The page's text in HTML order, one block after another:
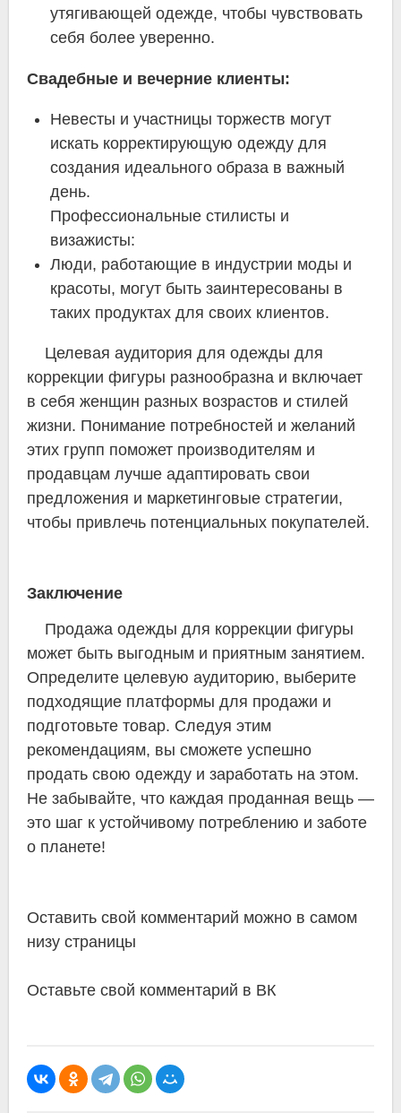
утягивающей одежде, чтобы чувствовать
себя более уверенно.
Свадебные и вечерние клиенты:
Невесты и участницы торжеств могут
искать корректирующую одежду для
создания идеального образа в важный
день.
Профессиональные стилисты и
визажисты:
Люди, работающие в индустрии моды и
красоты, могут быть заинтересованы в
таких продуктах для своих клиентов.
Целевая аудитория для одежды для
коррекции фигуры разнообразна и включает
в себя женщин разных возрастов и стилей
жизни. Понимание потребностей и желаний
этих групп поможет производителям и
продавцам лучше адаптировать свои
предложения и маркетинговые стратегии,
чтобы привлечь потенциальных покупателей.
Заключение
Продажа одежды для коррекции фигуры
может быть выгодным и приятным занятием.
Определите целевую аудиторию, выберите
подходящие платформы для продажи и
подготовьте товар. Следуя этим
рекомендациям, вы сможете успешно
продать свою одежду и заработать на этом.
Не забывайте, что каждая проданная вещь —
это шаг к устойчивому потреблению и заботе
о планете!
Оставить свой комментарий можно в самом
низу страницы
Оставьте свой комментарий в ВК